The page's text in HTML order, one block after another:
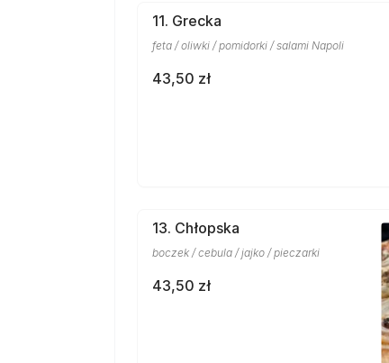
11. Grecka
feta / oliwki / pomidorki / salami Napoli
43,50 zł
13. Chłopska
boczek / cebula / jajko / pieczarki
43,50 zł